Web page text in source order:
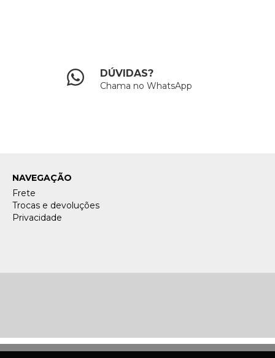
DÚVIDAS?
Chama no WhatsApp
NAVEGAÇÃO
Frete
Trocas e devoluções
Privacidade